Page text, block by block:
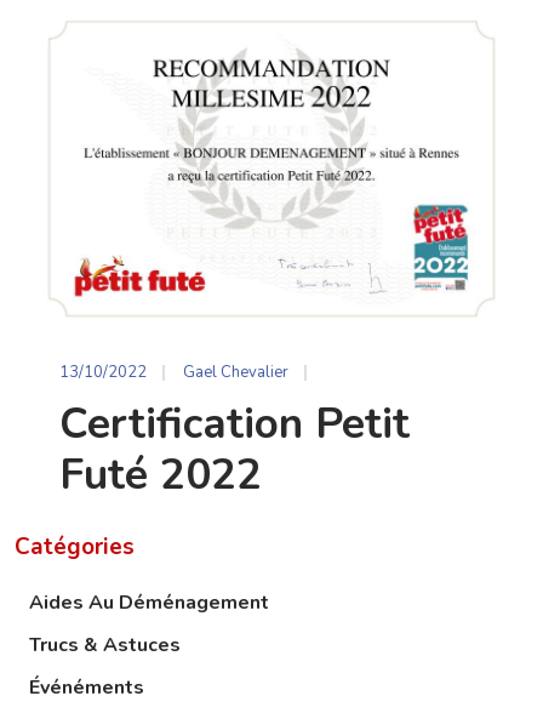
13/10/2022 Gael Chevalier
Certification Petit
Futé 2022
Catégories
Aides Au Déménagement
Trucs & Astuces
Événéments